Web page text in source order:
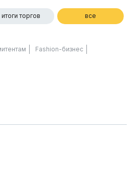
итоги торгов все
Fashion-бизнес